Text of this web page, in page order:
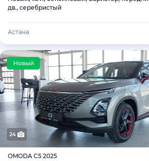
дв., серебристый
Астана
24
OMODA C5 2025